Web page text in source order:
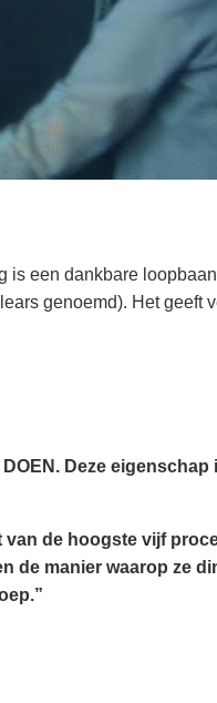
is een dankbare
genoemd). Het geeft
Deze eigenschap
de hoogste vijf
de manier waarop ze